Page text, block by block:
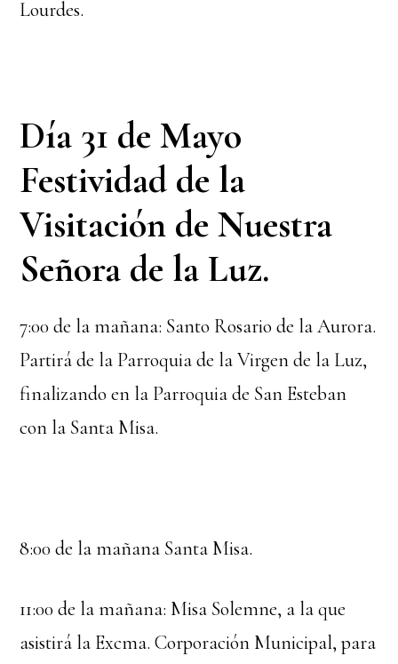
Lourdes.
Día 31 de Mayo
Festividad de la
Visitación de Nuestra
Señora de la Luz.
7:00 de la mañana: Santo Rosario de la Aurora.
Partirá de la Parroquia de la Virgen de la Luz,
finalizando en la Parroquia de San Esteban
con la Santa Misa.
8:00 de la mañana Santa Misa.
11:00 de la mañana: Misa Solemne, a la que
asistirá la Excma. Corporación Municipal, para